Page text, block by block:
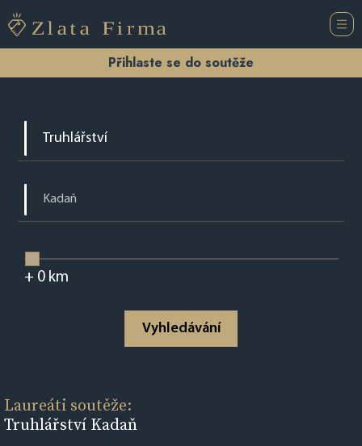
Přihlaste se do soutěže
+ 0km
Vyhledávání
Laureáti soutěže:
Truhlářství Kadaň